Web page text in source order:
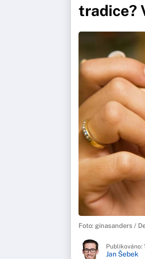
tradice?
Foto: ginasanders /
Publikováno:
Jan Šebek